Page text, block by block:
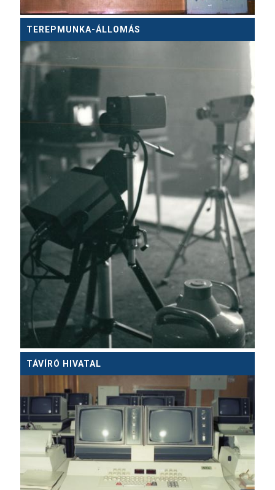
TEREPMUNKA-ÁLLOMÁS
TÁVÍRÓ HIVATAL